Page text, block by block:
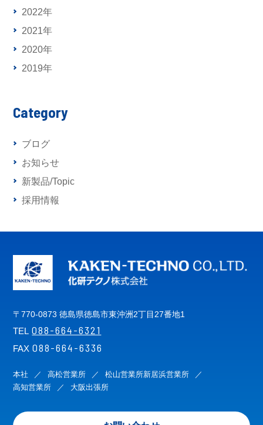
2022年
2021年
2020年
2019年
Category
ブログ
お知らせ
新製品/Topic
採用情報
〒770-0873 徳島県徳島市東沖洲2丁目27番地1
TEL 088-664-6321
FAX 088-664-6336
本社 高松営業所 松山営業所新居浜営業所
高知営業所
大阪出張所